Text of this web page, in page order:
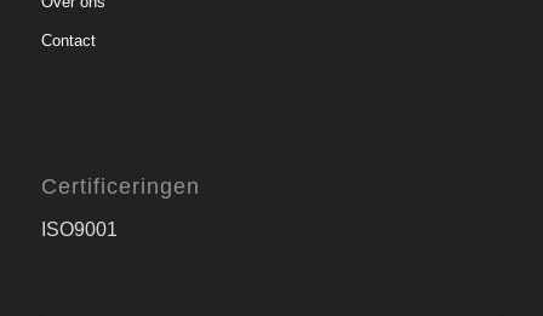
Contact
Certificeringen
ISO9001